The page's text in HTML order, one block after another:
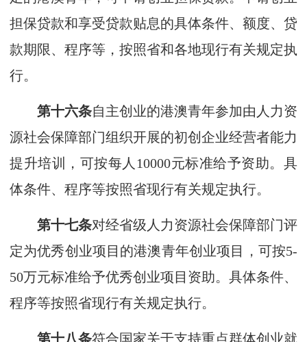
担保贷款和享受贷款贴息的具体条件、额度、贷
款期限、程序等，按照省和各地现行有关规定执
行。
第十六条自主创业的港澳青年参加由人力资
源社会保障部门组织开展的初创企业经营者能力
提升培训，可按每人10000元标准给予资助。具
体条件、程序等按照省现行有关规定执行。
第十七条对经省级人力资源社会保障部门评
定为优秀创业项目的港澳青年创业项目，可按5-
50万元标准给予优秀创业项目资助。具体条件、
程序等按照省现行有关规定执行。
第十八条符合国家关于支持重点群体创业就